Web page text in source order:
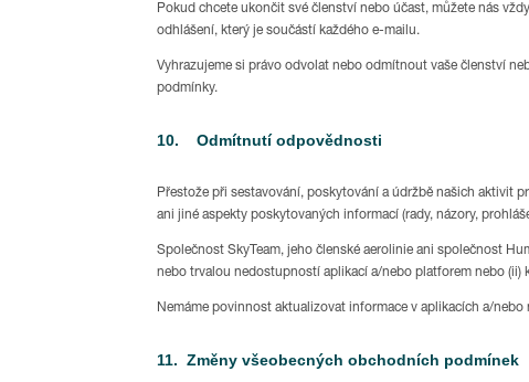
Pokud chcete ukončit své členství nebo účast, můžete nás
odhlášení, který je součástí každého e-mailu.
Vyhrazujeme si právo odvolat nebo odmítnout vaše členství
podmínky.
10. Odmítnutí odpovědnosti
Přestože při sestavování, poskytování a údržbě našich aktivit
ani jiné aspekty poskytovaných informací (rady, názory,
Společnost SkyTeam, jeho členské aerolinie ani společnost
nebo trvalou nedostupností aplikací a/nebo platforem nebo
Nemáme povinnost aktualizovat informace v aplikacích a/
11. Změny všeobecných obchodních podmínek